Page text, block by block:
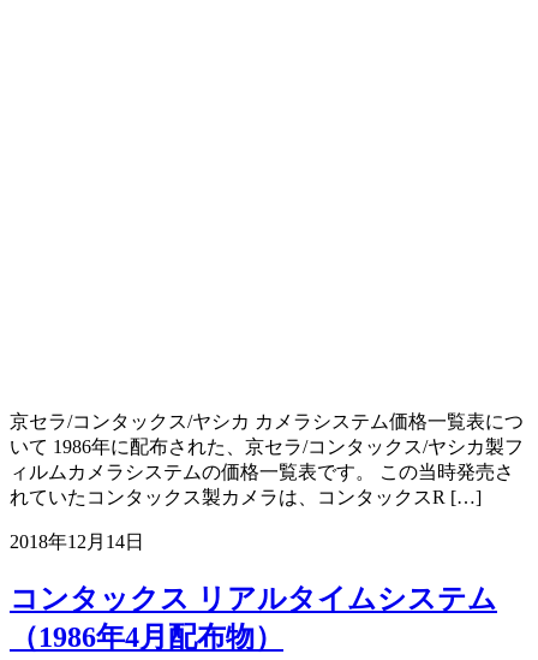
京セラ/コンタックス/ヤシカ カメラシステム価格一覧表につ
いて 1986年に配布された、京セラ/コンタックス/ヤシカ製フ
ィルムカメラシステムの価格一覧表です。 この当時発売さ
れていたコンタックス製カメラは、コンタックスR […]
2018年12月14日
コンタックス リアルタイムシステム
（1986年4月配布物）